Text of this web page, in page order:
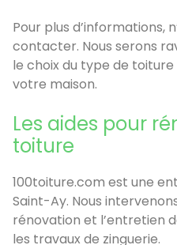
Pour plus d’informations,
contacter. Nous serons
le choix du type de
votre maison.
Les aides pour
toiture
100toiture.com est une
Saint-Ay. Nous
rénovation et l’entretien
les travaux de zinguerie.